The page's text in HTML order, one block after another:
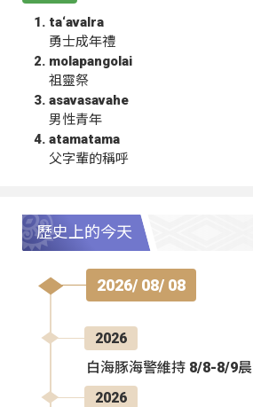
ta‘avalra
勇士成年禮
molapangolai
祖靈祭
asavasavahe
男性青年
atamatama
父字輩的稱呼
歷史上的今天
2026/ 08/ 08
2026
白海豚海警維持 8/8-8/9
2026